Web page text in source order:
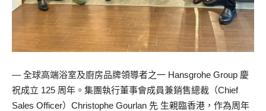
— 全球高端浴室及廚房品牌領導者之一 Hansgrohe Group 慶
祝成立 125 周年。集團執行董事會成員兼銷售總裁（Chief
Sales Officer）Christophe Gourlan 先 生親臨香港，作為周年